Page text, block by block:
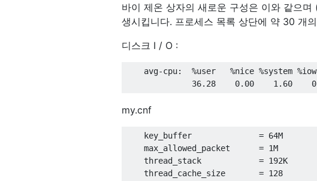
바이 제온 상자의 새로운 구성은 이와 같으
생시킵니다. 프로세스 목록 상단에 약 30 개
디스크 I / O :
    avg-cpu
: %user %nice %system %
36.28
0.00 1.60
my.cnf
    key_buffer
= 64M
    max_allowed_packet
= 1M
    thread_stack
= 192K
    thread_cache_size
= 128